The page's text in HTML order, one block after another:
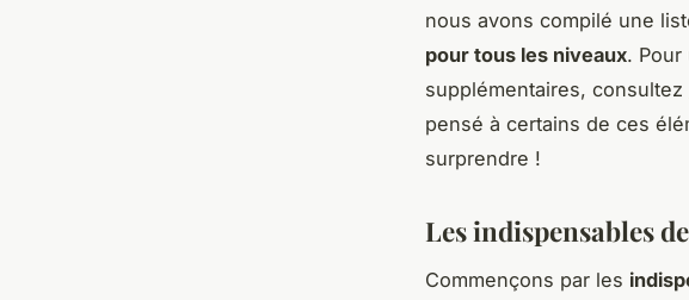
nous avons compilé une
pour tous les niveaux.
supplémentaires, consultez
pensé à certains de ces
surprendre !
Les indispensables
Commençons par les